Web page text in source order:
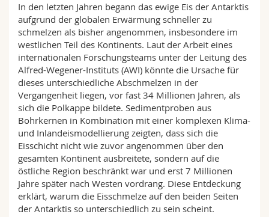
In den letzten Jahren begann das ewige Eis der Antarktis
aufgrund der globalen Erwärmung schneller zu
schmelzen als bisher angenommen, insbesondere im
westlichen Teil des Kontinents. Laut der Arbeit eines
internationalen Forschungsteams unter der Leitung des
Alfred-Wegener-Instituts (AWI) könnte die Ursache für
dieses unterschiedliche Abschmelzen in der
Vergangenheit liegen, vor fast 34 Millionen Jahren, als
sich die Polkappe bildete. Sedimentproben aus
Bohrkernen in Kombination mit einer komplexen Klima-
und Inlandeismodellierung zeigten, dass sich die
Eisschicht nicht wie zuvor angenommen über den
gesamten Kontinent ausbreitete, sondern auf die
östliche Region beschränkt war und erst 7 Millionen
Jahre später nach Westen vordrang. Diese Entdeckung
erklärt, warum die Eisschmelze auf den beiden Seiten
der Antarktis so unterschiedlich zu sein scheint.